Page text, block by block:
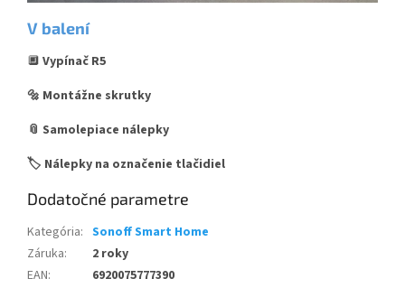
V balení
🔲 Vypínač R5
🔩 Montážne skrutky
📎 Samolepiace nálepky
🏷️ Nálepky na označenie tlačidiel
Dodatočné parametre
Kategória: Sonoff Smart Home
Záruka:
2 roky
EAN: 6920075777390